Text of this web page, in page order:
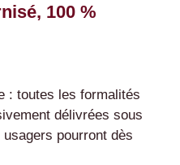
100 %
: toutes les formalités
délivrées sous
pourront dès